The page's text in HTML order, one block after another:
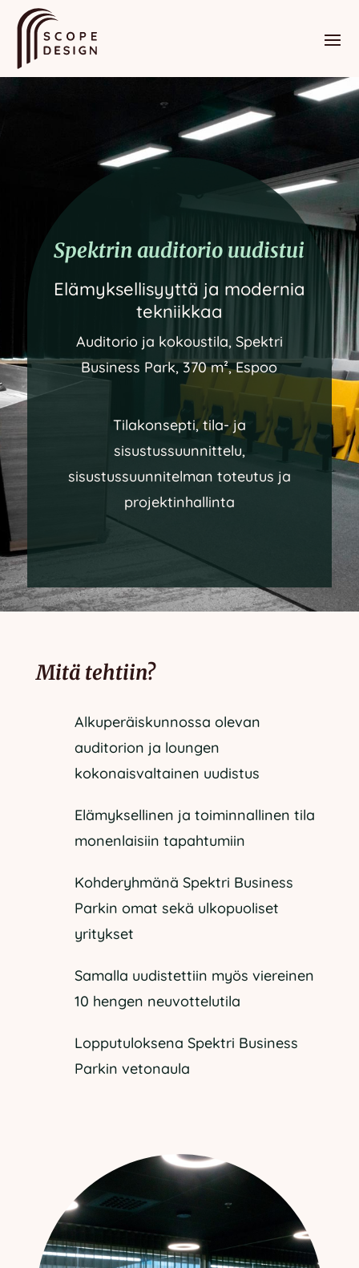
Spektrin auditorio uudistui
Elämyksellisyyttä ja modernia
tekniikkaa
Auditorio ja kokoustila, Spektri
Business Park, 370 m², Espoo
Tilakonsepti, tila- ja
sisustussuunnittelu,
sisustussuunnitelman toteutus ja
projektinhallinta
Mitä tehtiin?
Alkuperäiskunnossa olevan
auditorion ja loungen
kokonaisvaltainen uudistus
Elämyksellinen ja toiminnallinen tila
monenlaisiin tapahtumiin
Kohderyhmänä Spektri Business
Parkin omat sekä ulkopuoliset
yritykset
Samalla uudistettiin myös viereinen
10 hengen neuvottelutila
Lopputuloksena Spektri Business
Parkin vetonaula